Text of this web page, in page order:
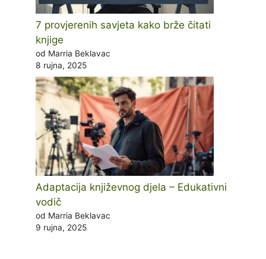
7 provjerenih savjeta kako brže čitati
knjige
od Marria Beklavac
8 rujna, 2025
Adaptacija književnog djela – Edukativni
vodič
od Marria Beklavac
9 rujna, 2025